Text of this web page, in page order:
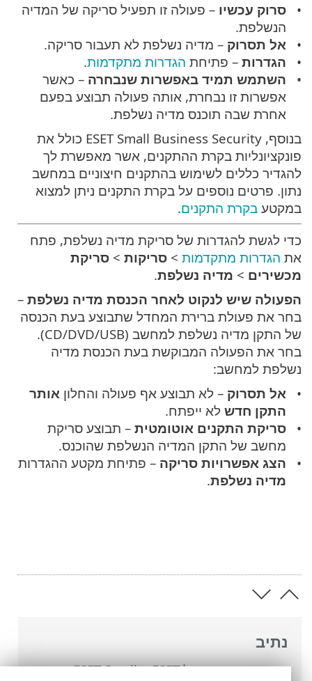
נתיב
העזרה המקוונת של ESET >
ESET Small
סרוק עכשיו – פעולה זו תפעיל סריקה של המדיה
הנשלפת.
אל תסרוק – מדיה נשלפת לא תעבור סריקה.
הגדרות – פתיחת הגדרות מתקדמות.
השתמש תמיד באפשרות שנבחרה – כאשר
אפשרות זו נבחרת, אותה פעולה תבוצע בפעם
אחרת שבה תוכנס מדיה נשלפת.
בנוסף, ESET Small Business Security כולל את
פונקציונליות בקרת ההתקנים, אשר מאפשרת לך
להגדיר כללים לשימוש בהתקנים חיצוניים במחשב
נתון. פרטים נוספים על בקרת התקנים ניתן למצוא
במקטע בקרת התקנים.
כדי לגשת להגדרות של סריקת מדיה נשלפת, פתח
את הגדרות מתקדמות > סריקות > סריקת
מכשירים > מדיה נשלפת.
הפעולה שיש לנקוט לאחר הכנסת מדיה נשלפת –
בחר את פעולת ברירת המחדל שתבוצע בעת הכנסה
של התקן מדיה נשלפת למחשב (CD/DVD/USB).
בחר את הפעולה המבוקשת בעת הכנסת מדיה
נשלפת למחשב:
אל תסרוק – לא תבוצע אף פעולה והחלוןאותר
התקן חדש לא ייפתח.
סריקת התקנים אוטומטית – תבוצע סריקת
מחשב של התקן המדיה הנשלפת שהוכנס.
הצג אפשרויות סריקה – פתיחת מקטע ההגדרות
מדיה נשלפת.